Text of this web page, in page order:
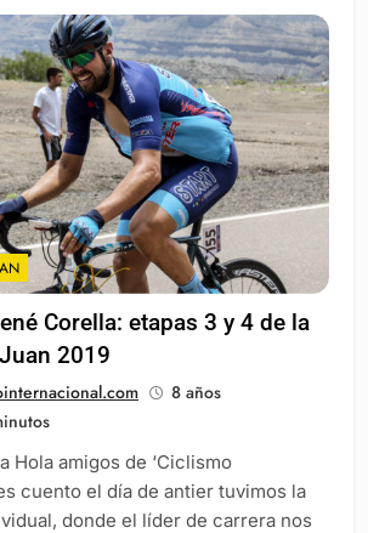
Corella: etapas 3 y 4 de la
2019
8 años
Hola amigos de ‘Ciclismo
cuento el día de antier tuvimos la
donde el líder de carrera nos